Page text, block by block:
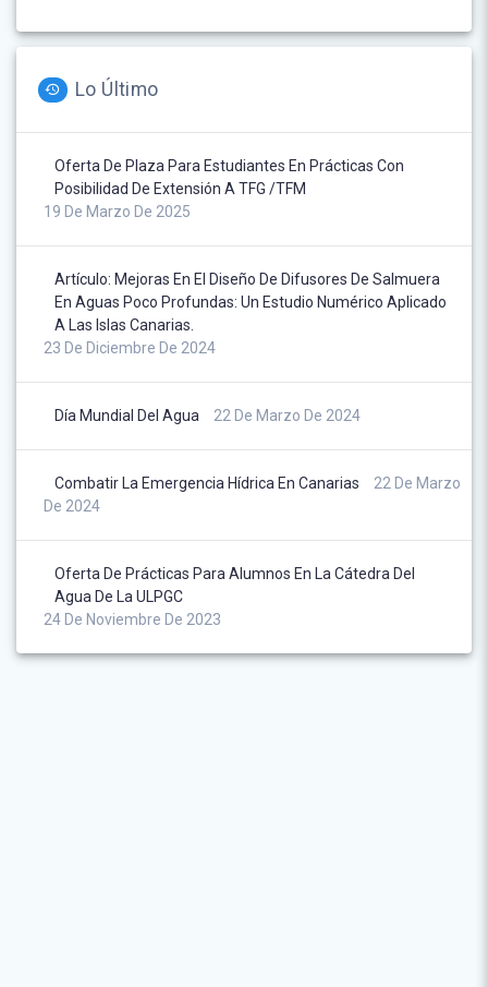
Lo Último
Oferta De Plaza Para Estudiantes En Prácticas Con
Posibilidad De Extensión A TFG /TFM
19 De Marzo De 2025
Artículo: Mejoras En El Diseño De Difusores De Salmuera
En Aguas Poco Profundas: Un Estudio Numérico Aplicado
A Las Islas Canarias.
23 De Diciembre De 2024
Día Mundial Del Agua 22 De Marzo De 2024
Combatir La Emergencia Hídrica En Canarias
22 De Marzo
De 2024
Oferta De Prácticas Para Alumnos En La Cátedra Del
Agua De La ULPGC
24 De Noviembre De 2023